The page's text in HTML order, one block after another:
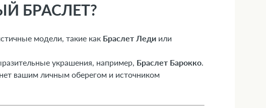
БРАСЛЕТ?
модели, такие как Браслет Леди или
украшения, например, Браслет Барокко.
вашим личным оберегом и источником